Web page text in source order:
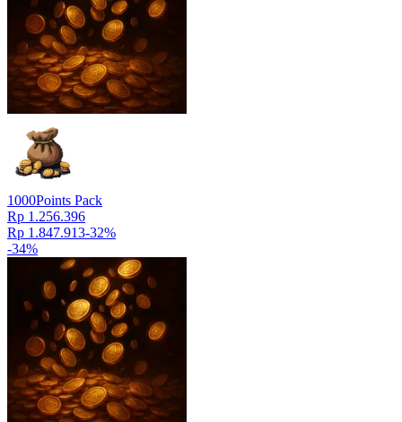
1000Points Pack
Rp 1.256.396
Rp 1.847.913-32%
-34%